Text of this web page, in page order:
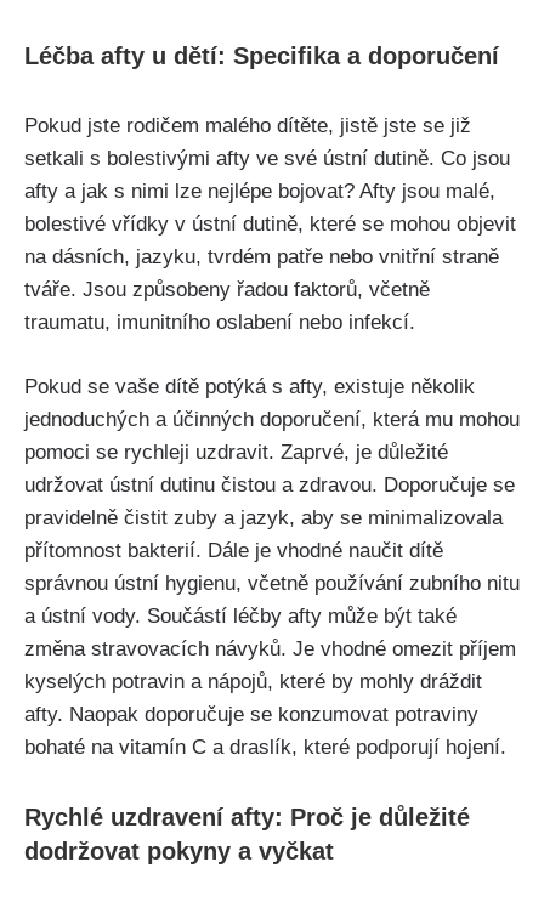
Léčba afty u dětí: Specifika⁤ a doporučení
Pokud jste rodičem malého dítěte, jistě jste se již
setkali s bolestivými afty ve své ústní dutině. Co jsou
afty a jak s nimi lze nejlépe ‌bojovat? Afty jsou malé,
bolestivé vřídky v ústní dutině, které se mohou ⁢objevit
na dásních, jazyku, tvrdém patře nebo vnitřní ‍straně
tváře. Jsou způsobeny‍ řadou faktorů, včetně
traumatu, imunitního oslabení nebo infekcí.
Pokud se vaše dítě potýká s afty, existuje několik
jednoduchých a účinných ​doporučení, která mu mohou
pomoci se rychleji uzdravit. Zaprvé, je důležité
udržovat ústní dutinu ⁢čistou a zdravou. Doporučuje se
pravidelně čistit zuby a jazyk, aby se minimalizovala
přítomnost ⁤bakterií. Dále je vhodné‍ naučit dítě
správnou ústní hygienu, ⁤včetně používání zubního nitu‍
a ústní vody.​ Součástí léčby afty může ‌být také
změna stravovacích‌ návyků. Je ⁣vhodné omezit příjem
kyselých potravin a nápojů, které by mohly dráždit
afty. Naopak ​doporučuje se konzumovat⁢ potraviny
bohaté na vitamín C a draslík, které podporují hojení.
Rychlé uzdravení afty: Proč je důležité
dodržovat ​pokyny a vyčkat